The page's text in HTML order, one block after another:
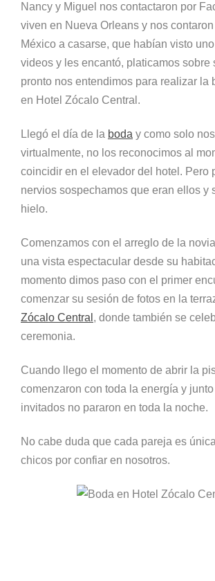
Nancy y Miguel nos contactaron por
viven en Nueva Orleans y nos
México a casarse, que habían visto
videos y les encantó, platicamos sobre
pronto nos entendimos para realizar la
en Hotel Zócalo Central.
Llegó el día de la boda y como solo
virtualmente, no los reconocimos al
coincidir en el elevador del hotel. Pero
nervios sospechamos que eran ellos y
hielo.
Comenzamos con el arreglo de la
una vista espectacular desde su
momento dimos paso con el primer
comenzar su sesión de fotos en la
Zócalo Central , donde también se
ceremonia.
Cuando llego el momento de abrir la
comenzaron con toda la energía y
invitados no pararon en toda la noche.
No cabe duda que cada pareja es
chicos por confiar en nosotros.